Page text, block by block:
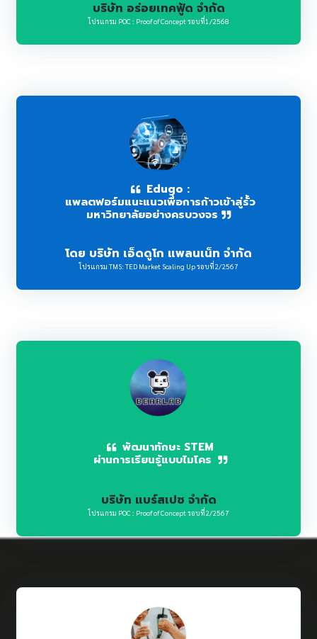
บริษัท อร่อยเทคฟู้ด จำกัด
โปรแกรม POC : Proof of Concept รอบที่1/2568
Edugo :
แพลตฟอร์มแนะแนวเพื่อการก้าวเข้าสู่รั้ว
มหาวิทยาลัยอย่างครบวงจร
โดย บริษัท เอ็ดดูโก แพลนเน็ท จำกัด
โปรแกรม TMS: TED Market Scaling Up รอบที่2/2567
พัฒนาทักษะ STEM
ผ่านการเรียนรู้แบบไมโคร
บริษัท แบร์สเปซ จำกัด
โปรแกรม POC : Proof of Concept รอบที่2/2567